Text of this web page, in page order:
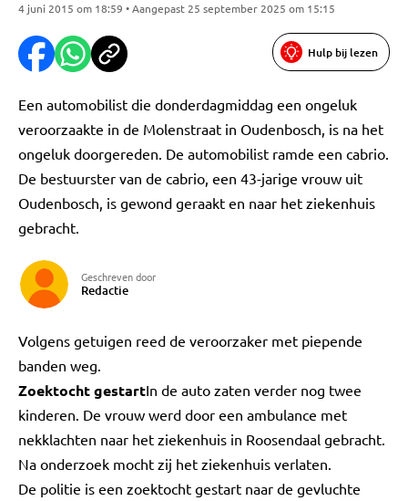
4 juni 2015 om 18:59 • Aangepast 25 september 2025 om 15:15
Hulp bij lezen
Een automobilist die donderdagmiddag een ongeluk
veroorzaakte in de Molenstraat in Oudenbosch, is na het
ongeluk doorgereden. De automobilist ramde een cabrio.
De bestuurster van de cabrio, een 43-jarige vrouw uit
Oudenbosch, is gewond geraakt en naar het ziekenhuis
gebracht.
Geschreven door
Redactie
Volgens getuigen reed de veroorzaker met piepende
banden weg.
Zoektocht gestartIn de auto zaten verder nog twee
kinderen. De vrouw werd door een ambulance met
nekklachten naar het ziekenhuis in Roosendaal gebracht.
Na onderzoek mocht zij het ziekenhuis verlaten.
De politie is een zoektocht gestart naar de gevluchte